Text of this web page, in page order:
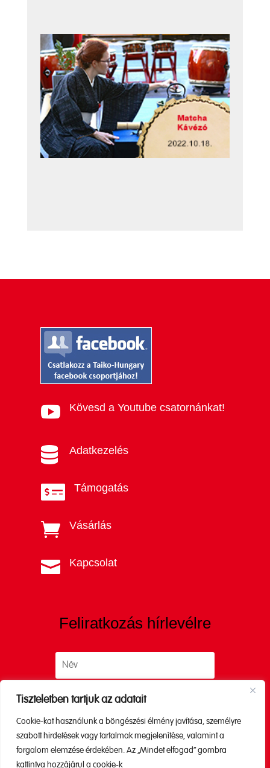
Tiszteletben tartjuk az adatait
Cookie-kat használunk a böngészési élmény javítása, személyre
szabott hirdetések vagy tartalmak megjelenítése, valamint a
forgalom elemzése érdekében. Az „Mindet elfogad” gombra
kattintva hozzájárul a cookie-k
 Kövesd a Youtube csatornánkat!
 Adatkezelés
 Támogatás
 Vásárlás
 Kapcsolat
Feliratkozás hírlevélre
Küldés